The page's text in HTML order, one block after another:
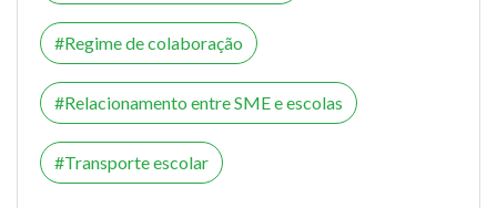
Regime de colaboração
Relacionamento entre SME e escolas
Transporte escolar